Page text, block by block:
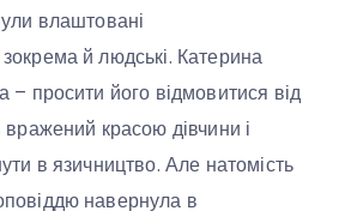
влаштовані
й людські. Катерина
– просити його відмовитися від
красою дівчини і
в язичництво. Але натомість
навернула в